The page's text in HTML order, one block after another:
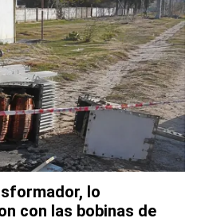
lo
con las bobinas de